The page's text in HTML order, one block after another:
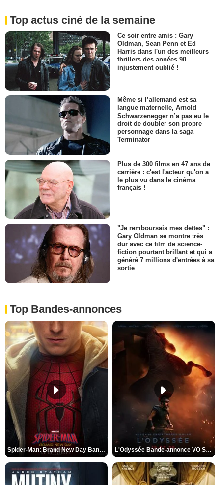
Top actus ciné de la semaine
Ce soir entre amis : Gary
Oldman, Sean Penn et Ed
Harris dans l'un des meilleurs
thrillers des années 90
injustement oublié !
Même si l’allemand est sa
langue maternelle, Arnold
Schwarzenegger n’a pas eu le
droit de doubler son propre
personnage dans la saga
Terminator
Plus de 300 films en 47 ans de
carrière : c'est l'acteur qu'on a
le plus vu dans le cinéma
français !
"Je remboursais mes dettes" :
Gary Oldman se montre très
dur avec ce film de science-
fiction pourtant brillant et qui a
généré 7 millions d'entrées à sa
sortie
Top Bandes-annonces
Spider-Man: Brand New Day Bande-annonce VO STFR L'Odyssée Bande-annonce VO STFR